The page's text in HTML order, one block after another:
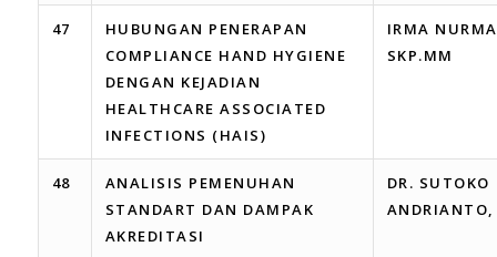
47
HUBUNGAN PENERAPAN
COMPLIANCE HAND HYGIENE
DENGAN KEJADIAN
HEALTHCARE ASSOCIATED
INFECTIONS (HAIS)
IRMA
SKP.MM
48
ANALISIS PEMENUHAN
STANDART DAN DAMPAK
AKREDITASI
DR. SUTOKO